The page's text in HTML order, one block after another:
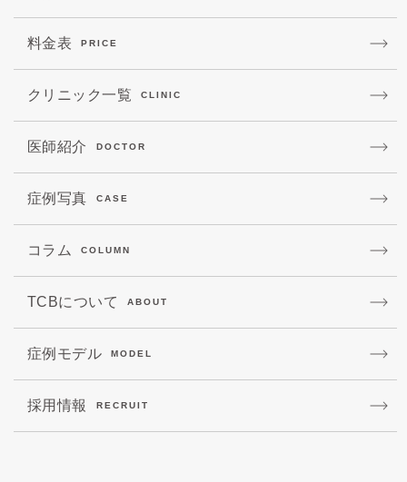
料金表 PRICE
クリニック一覧 CLINIC
医師紹介 DOCTOR
症例写真 CASE
コラム COLUMN
TCBについて ABOUT
症例モデル MODEL
採用情報 RECRUIT